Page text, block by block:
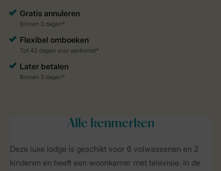
Alle kenmerken
Deze luxe lodge is geschikt voor 6 volwassenen en 2
kinderen en heeft een woonkamer met televisie. In de